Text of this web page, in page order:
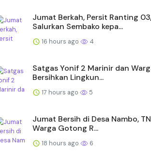
Jumat Berkah, Persit Ranting
Salurkan Sembako kepa...
16 hours ago 4
Satgas Yonif 2 Marinir dan
Bersihkan Lingkun...
17 hours ago 5
Jumat Bersih di Desa Nambo,
Warga Gotong R...
18 hours ago 6